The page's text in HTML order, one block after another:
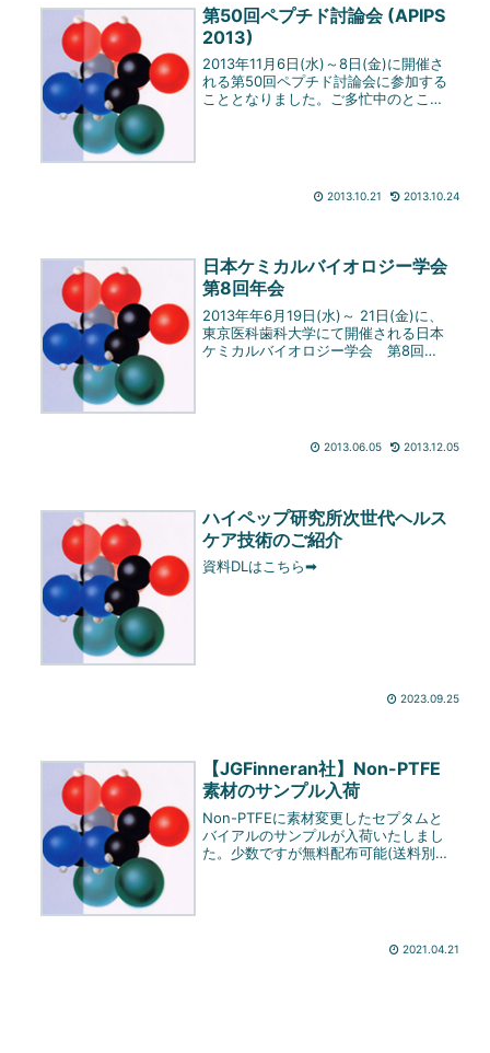
第50回ペプチド討論会 (APIPS
2013)
2013年11月6日(水)～8日(金)に開催さ
れる第50回ペプチド討論会に参加する
こととなりました。ご多忙中のところ
2013.10.21 2013.10.24
日本ケミカルバイオロジー学会
第8回年会
2013年年6月19日(水)～ 21日(金)に、
東京医科歯科大学にて開催される日本
ケミカルバイオロジー学会 第8回年
2013.06.05 2013.12.05
ハイペップ研究所次世代ヘルス
ケア技術のご紹介
資料DLはこちら➡
2023.09.25
【JGFinneran社】Non-PTFE
素材のサンプル入荷
Non-PTFEに素材変更したセプタムと
バイアルのサンプルが入荷いたしまし
た。少数ですが無料配布可能(送料別)
2021.04.21